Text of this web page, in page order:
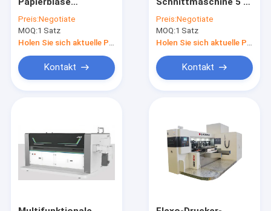
Heim
Produkte
13m/Min
Geschwindigkeit
Preis:Negotiate
MOQ:1 Satz
Kontakt
Geschwindigkeit
YNAFWJ-550
Preis:Negotiate
MOQ:1 Satz
Kontakt